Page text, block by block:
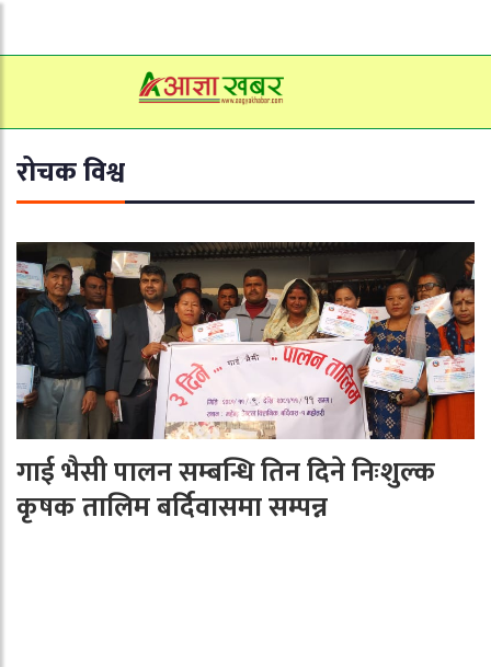
रोचक विश्व
गाई भैसी पालन सम्बन्धि तिन दिने निःशुल्क
कृषक तालिम बर्दिवासमा सम्पन्न